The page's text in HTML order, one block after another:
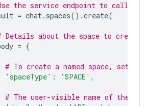
the service endpoint to call
= chat. spaces() .create(
Details about the space to create.
= {
# To create a named space, set
'spaceType' : 'SPACE' ,
# The user-visible name of the